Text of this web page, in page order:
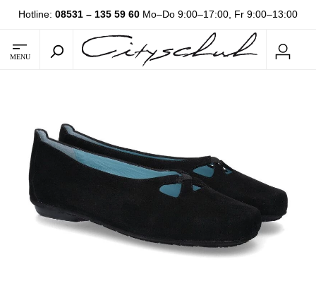
Hotline: 08531 – 135 59 60 Mo–Do 9:00–17:00, Fr 9:00–13:00
MENU